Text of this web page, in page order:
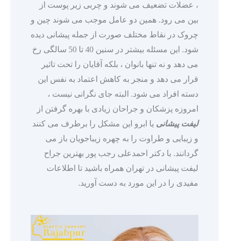
، عضلات تضعیف می شوند و چربی زیر پوست از
بین می رود. همین دو عامل موجب می شوند چین و
چروک در نقاط مختلف صورت از جمله پیشانی دیده
شود. این مسئله بیشتر در سنین 40 تا 50 سالگی رخ
می دهد و نه تنها بانوان ، بلکه آقایان را تحت تاثیر
قرار می دهد و منجر به کاهش اعتماد به نفس این
دسته افراد می شود. البته جای نگرانی نیست ،
امروزه پزشکان و جراحان زیادی با بهره گرفتن از
لیفت پیشانی یا ابرو این مشکل را برطرف می کنند
و زیبایی و طراوت را به چهره زیباجویان باز می
گردانند. با دکتر احمدعلی رجب پور بهترین جراح
لیفت پیشانی در تهران همراه باشید تا اطلاعات
مفیدی را در این مورد به دست آورید.